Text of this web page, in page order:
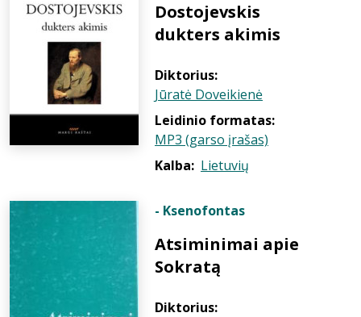
Dostojevskis
dukters akimis
Diktorius:
Jūratė Doveikienė
Leidinio formatas:
MP3 (garso įrašas)
Kalba: Lietuvių
- Ksenofontas
Atsiminimai apie
Sokratą
Diktorius: